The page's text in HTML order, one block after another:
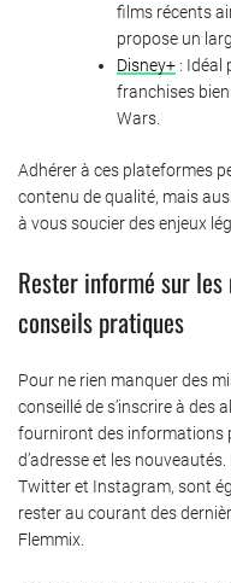
films récents
propose un
Disney+ : Idéal
franchises
Wars.
Adhérer à ces plateformes
contenu de qualité, mais
à vous soucier des enjeux
Rester informé sur
conseils pratiques
Pour ne rien manquer des
conseillé de s’inscrire à des
fourniront des informations
d’adresse et les nouveautés.
Twitter et Instagram, sont
rester au courant des
Flemmix.